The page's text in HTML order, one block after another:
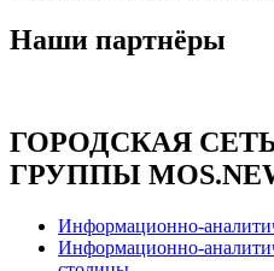
Наши партнёры
ГОРОДСКАЯ
ГРУППЫ
Информационно-
Информационно-